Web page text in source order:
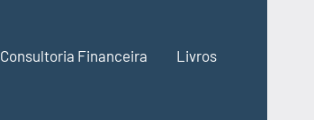
Consultoria Financeira Livros